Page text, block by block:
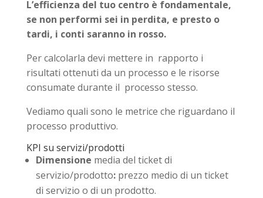
L’efficienza del tuo centro è fondamentale,
se non performi sei in perdita, e presto o
tardi, i conti saranno in rosso.
Per calcolarla devi mettere in rapporto i
risultati ottenuti da un processo e le risorse
consumate durante il processo stesso.
Vediamo quali sono le metrice che riguardano il
processo produttivo.
KPI su servizi/prodotti
Dimensione media del ticket di
servizio/prodotto:prezzo medio di un ticket
di servizio o di un prodotto.